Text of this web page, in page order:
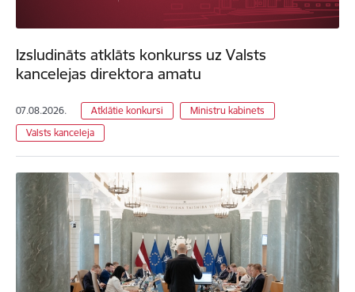
Izsludināts atklāts konkurss uz Valsts
kancelejas direktora amatu
07.08.2026. Atklātie konkursi
Ministru kabinets
Valsts kanceleja